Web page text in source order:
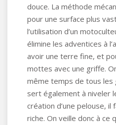
douce. La méthode
pour une surface plus
l’utilisation d’un
élimine les adventices à
avoir une terre fine, et
mottes avec une griffe.
même temps de tous les
sert également à niveler
création d’une pelouse, il
riche. On veille donc à ce